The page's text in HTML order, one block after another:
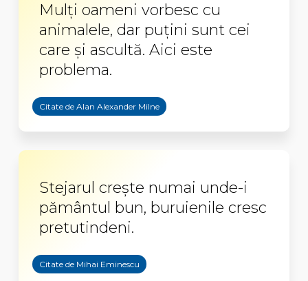
Mulți oameni vorbesc cu
animalele, dar puțini sunt cei
care și ascultă. Aici este
problema.
Citate de Alan Alexander Milne
Stejarul crește numai unde-i
pământul bun, buruienile cresc
pretutindeni.
Citate de Mihai Eminescu